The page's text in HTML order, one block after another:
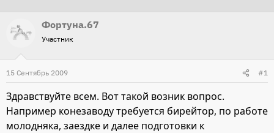
о
т
е
ы
а
а
л
а
Фортуна.67
Участник
15 Сентябрь 2009 #1
Здравствуйте всем. Вот такой возник вопрос.
Например конезаводу требуется бирейтор, по работе
молодняка, заездке и далее подготовки к